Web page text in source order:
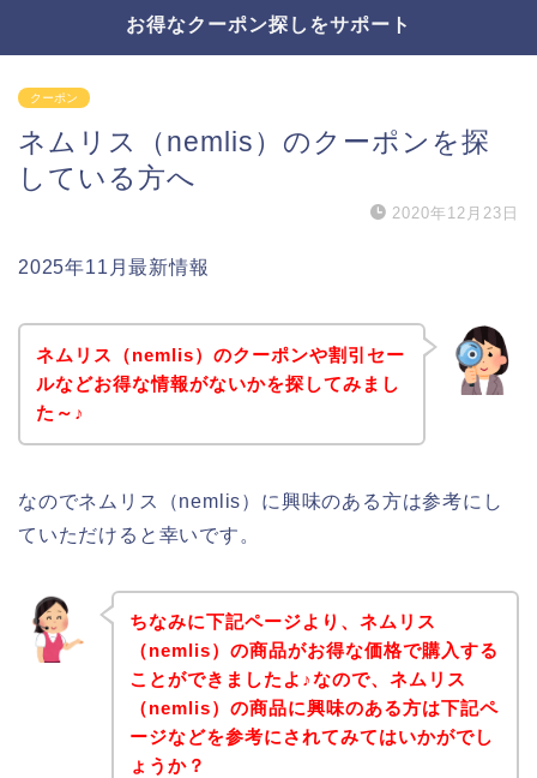
お得なクーポン探しをサポート
クーポン
ネムリス（nemlis）のクーポンを探
している方へ
2020年12月23日
2025年11月最新情報
ネムリス（nemlis）のクーポンや割引セー
ルなどお得な情報がないかを探してみまし
た～♪
なのでネムリス（nemlis）に興味のある方は参考にし
ていただけると幸いです。
ちなみに下記ページより、ネムリス
（nemlis）の商品がお得な価格で購入する
ことができましたよ♪なので、ネムリス
（nemlis）の商品に興味のある方は下記ペ
ージなどを参考にされてみてはいかがでし
ょうか？